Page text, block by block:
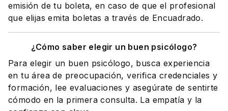
emisión de tu boleta, en caso de que el profesional
que elijas emita boletas a través de Encuadrado.
¿Cómo saber elegir un buen psicólogo?
Para elegir un buen psicólogo, busca experiencia
en tu área de preocupación, verifica credenciales y
formación, lee evaluaciones y asegúrate de sentirte
cómodo en la primera consulta. La empatía y la